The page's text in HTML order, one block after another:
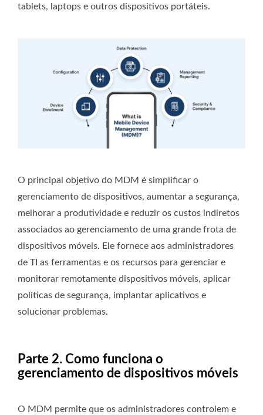
tablets, laptops e outros dispositivos portáteis.
O principal objetivo do MDM é simplificar o
gerenciamento de dispositivos, aumentar a segurança,
melhorar a produtividade e reduzir os custos indiretos
associados ao gerenciamento de uma grande frota de
dispositivos móveis. Ele fornece aos administradores
de TI as ferramentas e os recursos para gerenciar e
monitorar remotamente dispositivos móveis, aplicar
políticas de segurança, implantar aplicativos e
solucionar problemas.
Parte 2. Como funciona o
gerenciamento de dispositivos móveis
O MDM permite que os administradores controlem e